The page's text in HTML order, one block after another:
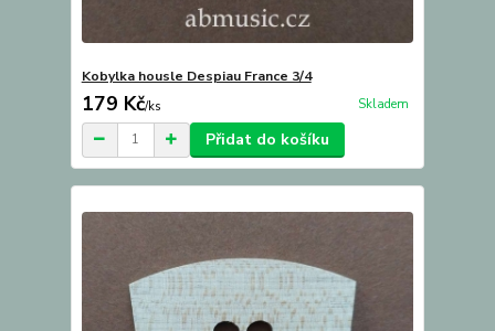
Kobylka housle Despiau France 3/4
179 Kč/ks Skladem
Přidat do košíku